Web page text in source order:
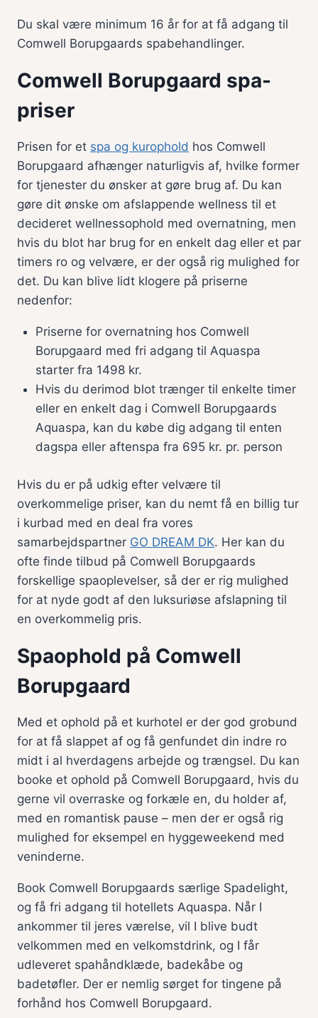
Du skal være minimum 16 år for at få adgang til
Comwell Borupgaards spabehandlinger.
Comwell Borupgaard spa-
priser
Prisen for et spa og kurophold hos Comwell
Borupgaard afhænger naturligvis af, hvilke former
for tjenester du ønsker at gøre brug af. Du kan
gøre dit ønske om afslappende wellness til et
decideret wellnessophold med overnatning, men
hvis du blot har brug for en enkelt dag eller et par
timers ro og velvære, er der også rig mulighed for
det. Du kan blive lidt klogere på priserne
nedenfor:
Priserne for overnatning hos Comwell
Borupgaard med fri adgang til Aquaspa
starter fra 1498 kr.
Hvis du derimod blot trænger til enkelte timer
eller en enkelt dag i Comwell Borupgaards
Aquaspa, kan du købe dig adgang til enten
dagspa eller aftenspa fra 695 kr. pr. person
Hvis du er på udkig efter velvære til
overkommelige priser, kan du nemt få en billig tur
i kurbad med en deal fra vores
samarbejdspartner GO DREAM DK. Her kan du
ofte finde tilbud på Comwell Borupgaards
forskellige spaoplevelser, så der er rig mulighed
for at nyde godt af den luksuriøse afslapning til
en overkommelig pris.
Spaophold på Comwell
Borupgaard
Med et ophold på et kurhotel er der god grobund
for at få slappet af og få genfundet din indre ro
midt i al hverdagens arbejde og trængsel. Du kan
booke et ophold på Comwell Borupgaard, hvis du
gerne vil overraske og forkæle en, du holder af,
med en romantisk pause – men der er også rig
mulighed for eksempel en hyggeweekend med
veninderne.
Book Comwell Borupgaards særlige Spadelight,
og få fri adgang til hotellets Aquaspa. Når I
ankommer til jeres værelse, vil I blive budt
velkommen med en velkomstdrink, og I får
udleveret spahåndklæde, badekåbe og
badetøfler. Der er nemlig sørget for tingene på
forhånd hos Comwell Borupgaard.